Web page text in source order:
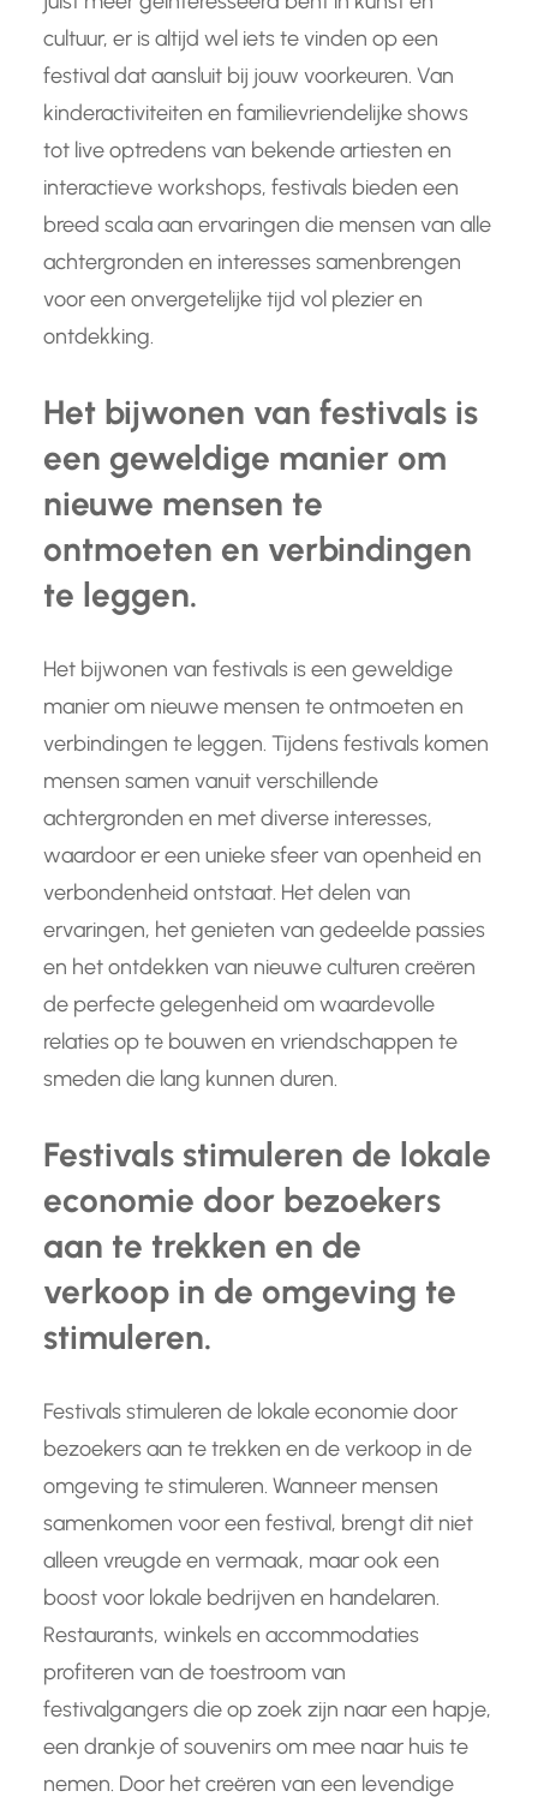
cultuur, er is altijd wel iets te vinden op een
festival dat aansluit bij jouw voorkeuren. Van
kinderactiviteiten en familievriendelijke shows
tot live optredens van bekende artiesten en
interactieve workshops, festivals bieden een
breed scala aan ervaringen die mensen van alle
achtergronden en interesses samenbrengen
voor een onvergetelijke tijd vol plezier en
ontdekking.
Het bijwonen van festivals is
een geweldige manier om
nieuwe mensen te
ontmoeten en verbindingen
te leggen.
Het bijwonen van festivals is een geweldige
manier om nieuwe mensen te ontmoeten en
verbindingen te leggen. Tijdens festivals komen
mensen samen vanuit verschillende
achtergronden en met diverse interesses,
waardoor er een unieke sfeer van openheid en
verbondenheid ontstaat. Het delen van
ervaringen, het genieten van gedeelde passies
en het ontdekken van nieuwe culturen creëren
de perfecte gelegenheid om waardevolle
relaties op te bouwen en vriendschappen te
smeden die lang kunnen duren.
Festivals stimuleren de lokale
economie door bezoekers
aan te trekken en de
verkoop in de omgeving te
stimuleren.
Festivals stimuleren de lokale economie door
bezoekers aan te trekken en de verkoop in de
omgeving te stimuleren. Wanneer mensen
samenkomen voor een festival, brengt dit niet
alleen vreugde en vermaak, maar ook een
boost voor lokale bedrijven en handelaren.
Restaurants, winkels en accommodaties
profiteren van de toestroom van
festivalgangers die op zoek zijn naar een hapje,
een drankje of souvenirs om mee naar huis te
nemen. Door het creëren van een levendige